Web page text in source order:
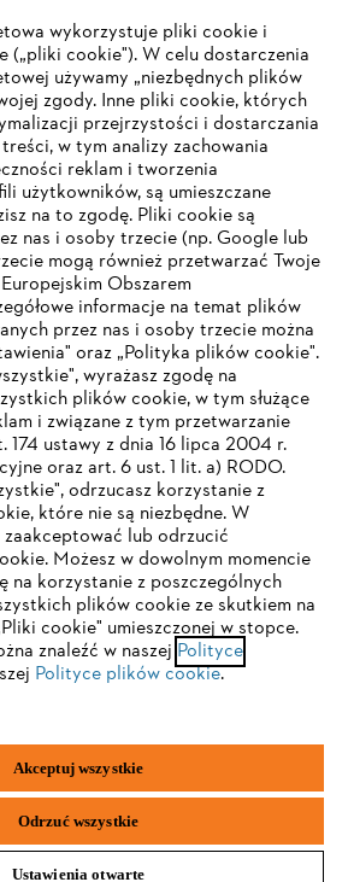
#STIHL
Wskazówki prawne Cookies
O.O. z siedzibą w Sadach, 62-080 Tarnowo
NIE JEST
której jeszcze nie obsługujemy. W
z naszej strony zalecamy
przeglądarek:
Chrome
wykorzystuje pliki cookie i
(„pliki cookie"). W celu dostarczenia
używamy „niezbędnych plików
zgody. Inne pliki cookie, których
przejrzystości i dostarczania
w tym analizy zachowania
reklam i tworzenia
użytkowników, są umieszczane
na to zgodę. Pliki cookie są
nas i osoby trzecie (np. Google lub
mogą również przetwarzać Twoje
Obszarem
informacje na temat plików
przez nas i osoby trzecie można
oraz „Polityka plików cookie".
wyrażasz zgodę na
plików cookie, w tym służące
i związane z tym przetwarzanie
174 ustawy z dnia 16 lipca 2004 r.
oraz art. 6 ust. 1 lit. a) RODO.
odrzucasz korzystanie z
które nie są niezbędne. W
lub odrzucić
Możesz w dowolnym momencie
na korzystanie z poszczególnych
plików cookie ze skutkiem na
cookie" umieszczonej w stopce.
znaleźć w naszej Polityce
Polityce plików cookie.
Akceptuj wszystkie
Odrzuć wszystkie
Ustawienia otwarte